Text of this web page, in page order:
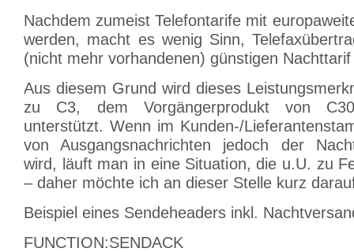
Nachdem zumeist Telefontarife mit
werden, macht es wenig Sinn,
(nicht mehr vorhandenen) günstigen
Aus diesem Grund wird dieses
zu C3, dem Vorgängerprodukt von
unterstützt. Wenn im Kunden-/
von Ausgangsnachrichten jedoch der
wird, läuft man in eine Situation, die u.U. zu
– daher möchte ich an dieser Stelle kurz
Beispiel eines Sendeheaders inkl.
FUNCTION:SENDACK